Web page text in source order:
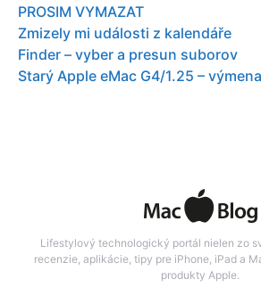
PROSIM VYMAZAT
Zmizely mi události z kalendáře
Finder – vyber a presun suborov
Starý Apple eMac G4/1.25 –
Lifestylový technologický portál nielen zo
recenzie, aplikácie, tipy pre iPhone, iPad a
produkty Apple.